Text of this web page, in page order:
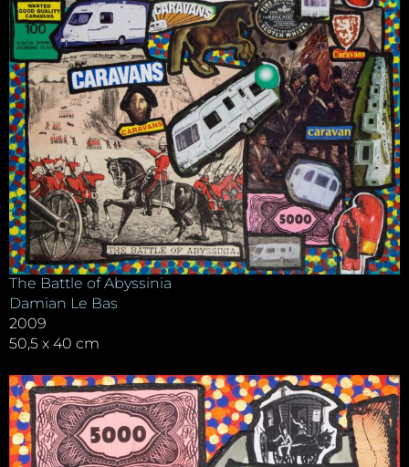
The Battle of Abyssinia
Damian Le Bas
2009
50,5 x 40 cm